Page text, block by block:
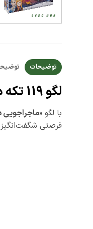
توضیحات
لگو 119 تکه دیزنی مدل ماجراجویی در واگن السا – Elsa’s Wagon Adventure کد 11468
با لگو «ماجراجویی
فرصتی شگفت‌انگیز